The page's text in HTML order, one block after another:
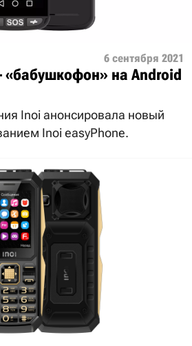
6 сентября 2021
«бабушкофон» на Android
Inoi анонсировала новый
Inoi easyPhone.